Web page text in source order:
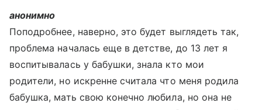
анонимно
Поподробнее, наверно, это будет выглядеть так,
проблема началась еще в детстве, до 13 лет я
воспитывалась у бабушки, знала кто мои
родители, но искренне считала что меня родила
бабушка, мать свою конечно любила, но она не